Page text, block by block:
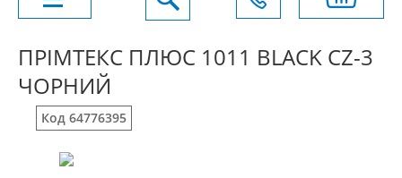
ПРІМТЕКС ПЛЮС 1011 BLACK CZ-3
ЧОРНИЙ
Код 64776395